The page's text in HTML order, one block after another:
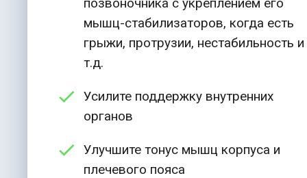
мышц-стабилизаторов, когда есть
грыжи, протрузии, нестабильность и
т.д.
Усилите поддержку внутренних
органов
Улучшите тонус мышц корпуса и
плечевого пояса